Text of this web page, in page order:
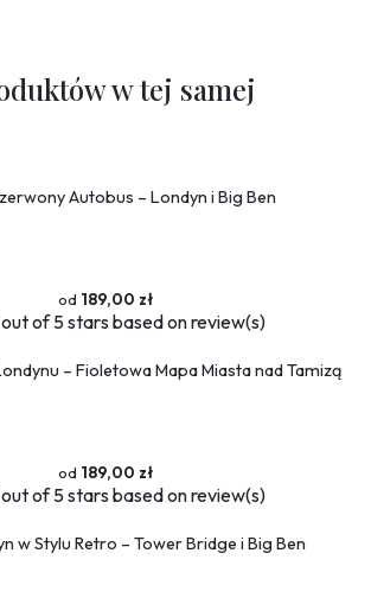
w tej samej
Autobus – Londyn i Big Ben
189,00 zł
out of 5 stars based onreview(s)
– Fioletowa Mapa Miasta nad Tamizą
189,00 zł
out of 5 stars based onreview(s)
w Stylu Retro – Tower Bridge i Big Ben